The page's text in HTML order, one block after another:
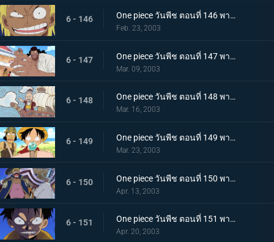
6 - 146 One piece วันพีช ตอนที่ 146 พากย์ไทย มองหาความฝันไปทำไม เมืองที่น่ารังเกียจม็อกทาวน์!
Feb. 23, 2003
6 - 147 One piece วันพีช ตอนที่ 147 พากย์ไทย ความสูงส่งของโจรสลัด ชายผู้เล่าความฝันและเจ้าแห่งการกู้ซากเรือ
Mar. 09, 2003
6 - 148 One piece วันพีช ตอนที่ 148 พากย์ไทย ตระกูลในตำนาน "โนแลนด์จอมโกหก"
Mar. 16, 2003
6 - 149 One piece วันพีช ตอนที่ 149 พากย์ไทย เร่งเครื่องเต็มสูบ ตามหานกเซาท์เบิร์ด
Mar. 23, 2003
6 - 150 One piece วันพีช ตอนที่ 150 พากย์ไทย ฝันที่ไม่เป็นจริง เบลลามี่ ปะทะ สหพันธ์ลิงภูเขา
Apr. 13, 2003
6 - 151 One piece วันพีช ตอนที่ 151 พากย์ไทย ชายผู้มีค่าหัวร้อยล้าน กับ 3 ขั้วอำนาจโลก และโจรสลัดหนวดดำ
Apr. 20, 2003